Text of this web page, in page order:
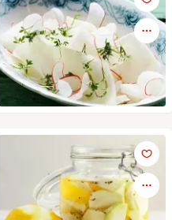
Picklad kålrabbi med citron